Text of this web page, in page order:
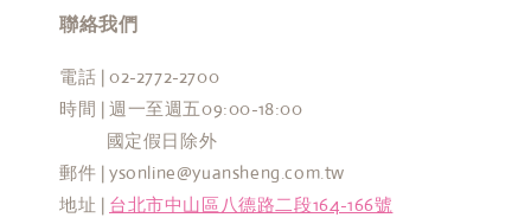
聯絡我們
電話 | 02-2772-2700
時間 | 週一至週五09:00-18:00
國定假日除外
郵件 | ysonline@yuansheng.com.tw
地址 | 台北市中山區八德路二段164-166號